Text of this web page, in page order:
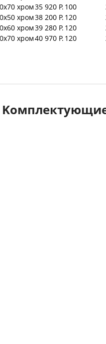
хром35 920 Р. 100
хром38 200 Р. 120
хром39 280 Р. 120
хром40 970 Р. 120